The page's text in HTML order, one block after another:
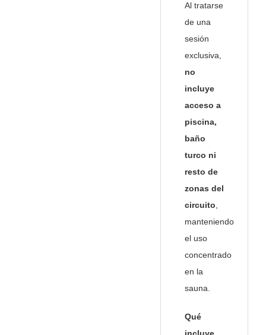
Al tratarse
de una
sesión
exclusiva,
no
incluye
acceso a
piscina,
baño
turco ni
resto de
zonas del
circuito,
manteniendo
el uso
concentrado
en la
sauna.
Qué